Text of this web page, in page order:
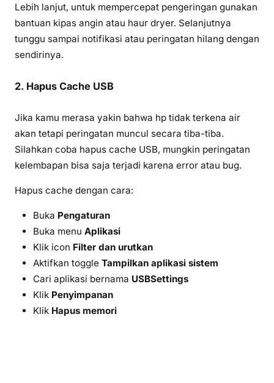
Lebih lanjut, untuk mempercepat pengeringan gunakan
bantuan kipas angin atau haur dryer. Selanjutnya
tunggu sampai notifikasi atau peringatan hilang dengan
sendirinya.
2. Hapus Cache USB
Jika kamu merasa yakin bahwa hp tidak terkena air
akan tetapi peringatan muncul secara tiba-tiba.
Silahkan coba hapus cache USB, mungkin peringatan
kelembapan bisa saja terjadi karena error atau bug.
Hapus cache dengan cara:
Buka Pengaturan
Buka menu Aplikasi
Klik icon Filter dan urutkan
Aktifkan toggle Tampilkan aplikasi sistem
Cari aplikasi bernama USBSettings
Klik Penyimpanan
Klik Hapus memori